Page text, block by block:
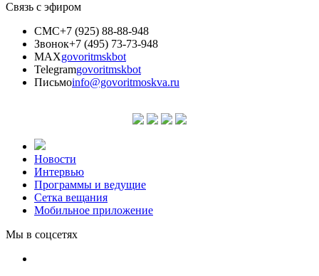
Связь с эфиром
СМС+7 (925) 88-88-948
Звонок+7 (495) 73-73-948
MAXgovoritmskbot
Telegramgovoritmskbot
Письмоinfo@govoritmoskva.ru
Новости
Интервью
Программы и ведущие
Сетка вещания
Мобильное приложение
Мы в соцсетях